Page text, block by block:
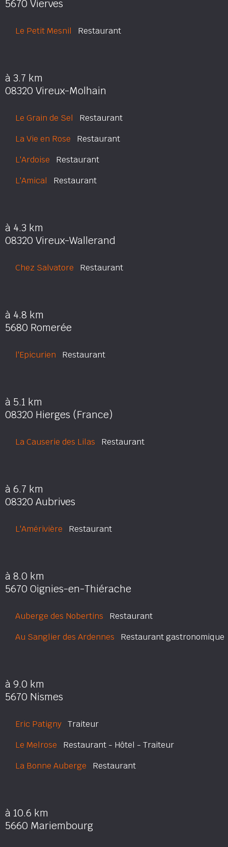
5670 Vierves
Le Petit Mesnil Restaurant
à 3.7 km
08320 Vireux-Molhain
Le Grain de Sel Restaurant
La Vie en Rose Restaurant
L'Ardoise Restaurant
L'Amical Restaurant
à 4.3 km
08320 Vireux-Wallerand
Chez Salvatore Restaurant
à 4.8 km
5680 Romerée
l'Epicurien Restaurant
à 5.1 km
08320 Hierges (France)
La Causerie des Lilas Restaurant
à 6.7 km
08320 Aubrives
L'Amérivière Restaurant
à 8.0 km
5670 Oignies-en-Thiérache
Auberge des Nobertins Restaurant
Au Sanglier des Ardennes Restaurant gastronomique
à 9.0 km
5670 Nismes
Eric Patigny Traiteur
Le Melrose Restaurant - Hôtel - Traiteur
La Bonne Auberge Restaurant
à 10.6 km
5660 Mariembourg